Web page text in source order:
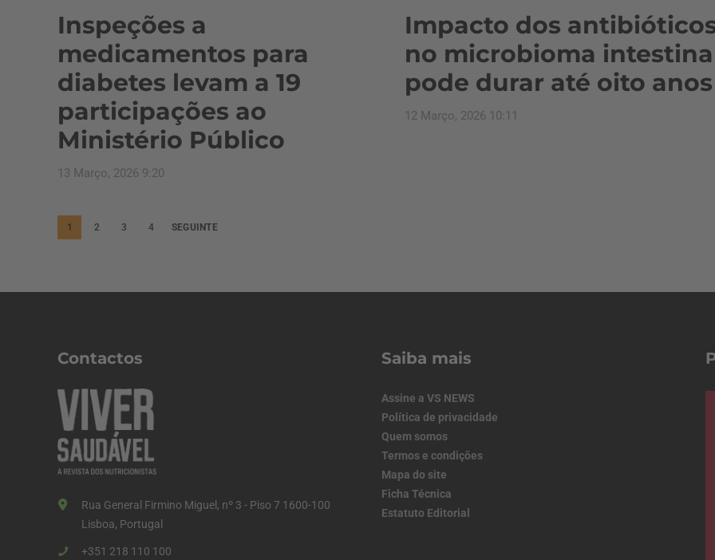
Inspeções a
medicamentos para
diabetes levam a 19
participações ao
Ministério Público
13 Março, 2026 9:20
Impacto dos
no microbioma
pode durar até oito anos
12 Março, 2026 10:11
P
a
ã
o
d
o
s
o
1 2 3 4 SEGUINTE
Contactos
Rua General Firmino Miguel, nº 3 - Piso 7 1600-100
Lisboa, Portugal
+351 218 110 100
Saiba mais
Assine a VS NEWS
Política de privacidade
Quem somos
Termos e condições
Mapa do site
Ficha Técnica
Estatuto Editorial